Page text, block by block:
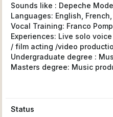
Sounds like : Depeche
Languages: English,
Vocal Training: Franco
Experiences: Live solo
/ film acting /video
Undergraduate degree :
Masters degree: Music
Status